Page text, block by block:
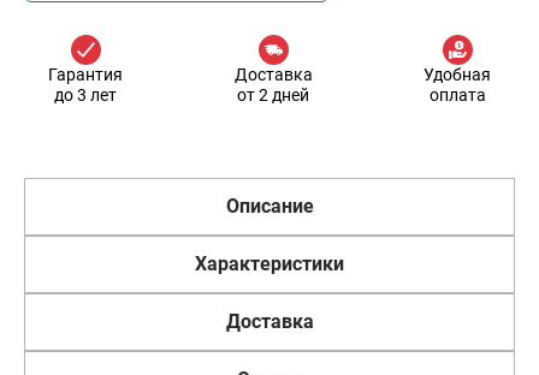
Гарантия
до 3 лет
Доставка
от 2 дней
Удобная
оплата
Описание
Характеристики
Доставка